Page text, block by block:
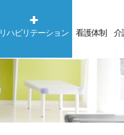
リハビリテーション 看護体制 介